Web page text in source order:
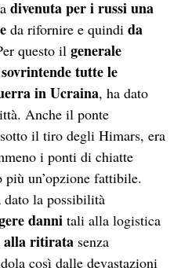
divenuta per i russi una
da rifornire e quindida
questo ilgenerale
sovrintende tutte le
in Ucraina, ha dato
Anche il ponte
il tiro degli Himars, era
i ponti di chiatte
un’opzione fattibile.
dato la possibilità
dannitali alla logistica
alla ritirata senza
così dalle devastazioni